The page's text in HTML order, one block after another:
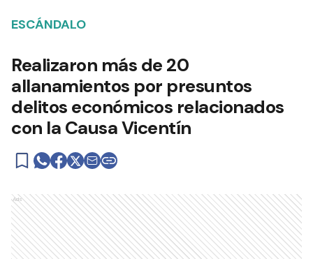
ESCÁNDALO
Realizaron más de 20
allanamientos por presuntos
delitos económicos relacionados
con la Causa Vicentín
Ads